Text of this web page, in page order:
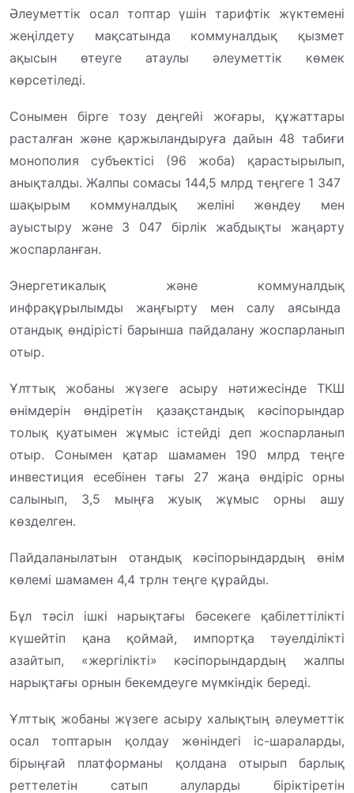
Әлеуметтік осал топтар үшін тарифтік жүктемені
жеңілдету мақсатында коммуналдық қызмет
ақысын өтеуге атаулы әлеуметтік көмек
көрсетіледі.
Сонымен бірге тозу деңгейі жоғары, құжаттары
расталған және қаржыландыруға дайын 48 табиғи
монополия субъектісі (96 жоба) қарастырылып,
анықталды. Жалпы сомасы 144,5 млрд теңгеге 1 347
шақырым коммуналдық желіні жөндеу мен
ауыстыру және 3 047 бірлік жабдықты жаңарту
жоспарланған.
Энергетикалық және коммуналдық
инфрақұрылымды жаңғырту мен салу аясында
отандық өндірісті барынша пайдалану жоспарланып
отыр.
Ұлттық жобаны жүзеге асыру нәтижесінде ТКШ
өнімдерін өндіретін қазақстандық кәсіпорындар
толық қуатымен жұмыс істейді деп жоспарланып
отыр. Сонымен қатар шамамен 190 млрд теңге
инвестиция есебінен тағы 27 жаңа өндіріс орны
салынып, 3,5 мыңға жуық жұмыс орны ашу
көзделген.
Пайдаланылатын отандық кәсіпорындардың өнім
көлемі шамамен 4,4 трлн теңге құрайды.
Бұл тәсіл ішкі нарықтағы бәсекеге қабілеттілікті
күшейтіп қана қоймай, импортқа тәуелділікті
азайтып, «жергілікті» кәсіпорындардың жалпы
нарықтағы орнын бекемдеуге мүмкіндік береді.
Ұлттық жобаны жүзеге асыру халықтың әлеуметтік
осал топтарын қолдау жөніндегі іс-шараларды,
бірыңғай платформаны қолдана отырып барлық
реттелетін сатып алуларды біріктіретін